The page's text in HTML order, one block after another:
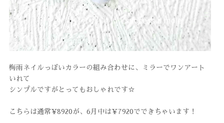
梅雨ネイルっぽいカラーの組み合わせに、ミラーでワンアート
いれて
シンプルですがとってもおしゃれです☆
こちらは通常¥8920が、6月中は¥7920でできちゃいます！